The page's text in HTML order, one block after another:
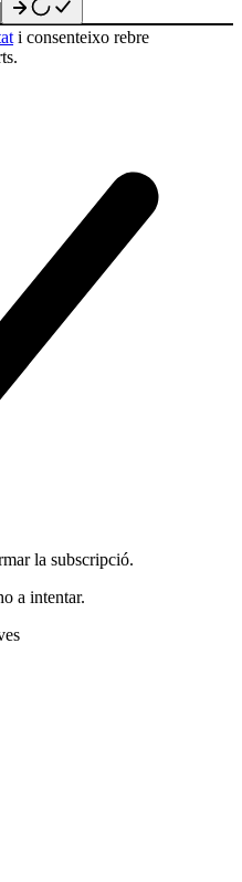
i consenteixo rebre
la subscripció.
a intentar.